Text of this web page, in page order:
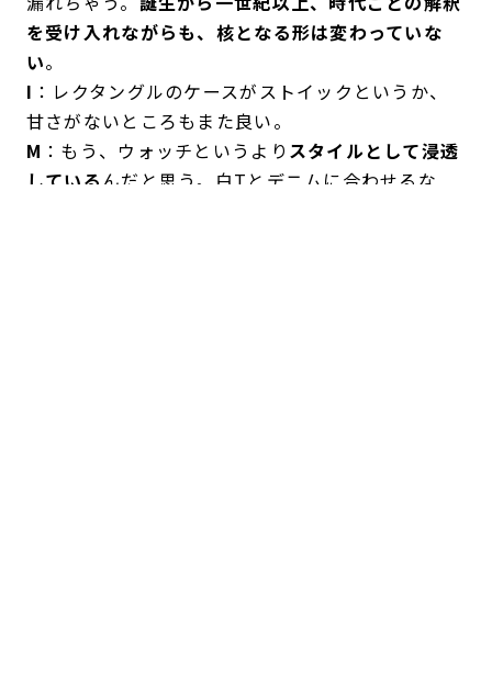
を受け入れながらも、核となる形は変わっていな
い。
I ：レクタングルのケースがストイックというか、
甘さがないところもまた良い。
M ：もう、ウォッチというより スタイルとして浸透
している んだと思う。白Tとデニムに合わせるな